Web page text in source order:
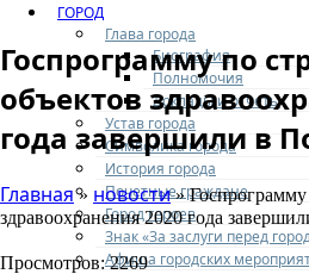
ГОРОД
Глава города
Биография
Полномочия
Доклады и отчеты
Устав города
Символика города
История города
Почетные граждане
Город героев
Знак «За заслуги перед
Афиша городских
Госпрограмму по
объектов
года завершили в
Главная» новости» Госпрограмму
здравоохранения 2020 года
Просмотров: 2269